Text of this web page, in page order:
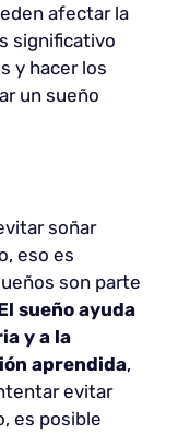
afectar la
significativo
y hacer los
un sueño
soñar
eso es
son parte
sueño ayuda
y a la
aprendida,
evitar
es posible